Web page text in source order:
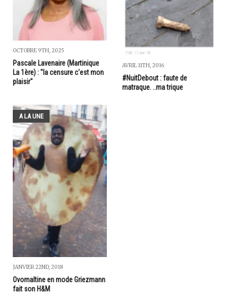
OCTOBRE 9TH, 2025
Pascale Lavenaire (Martinique
La 1ère) : "la censure c'est mon
plaisir"
AVRIL 11TH, 2016
#NuitDebout : faute de
matraque. ..ma trique
A LA UNE
JANVIER 22ND, 2018
Ovomaltine en mode Griezmann
fait son H&M